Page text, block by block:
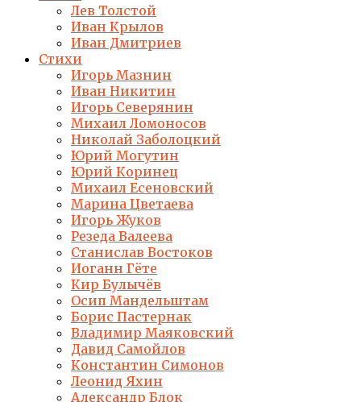
Лев Толстой
Иван Крылов
Иван Дмитриев
Стихи
Игорь Мазнин
Иван Никитин
Игорь Северянин
Михаил Ломоносов
Николай Заболоцкий
Юрий Могутин
Юрий Коринец
Михаил Есеновский
Марина Цветаева
Игорь Жуков
Резеда Валеева
Станислав Востоков
Иоганн Гёте
Кир Булычёв
Осип Мандельштам
Борис Пастернак
Владимир Маяковский
Давид Самойлов
Константин Симонов
Леонид Яхин
Александр Блок